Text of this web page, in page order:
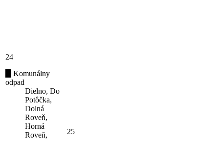
24
Komunálny
odpad
Dielno, Do
Potôčka,
Dolná
Roveň,
Horná
Roveň,
25